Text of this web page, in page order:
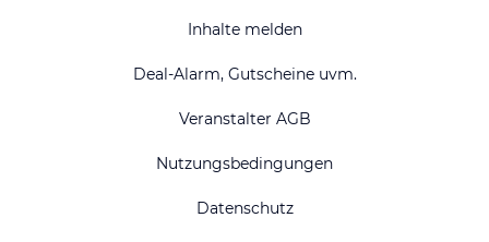
Inhalte melden
Deal-Alarm, Gutscheine uvm.
Veranstalter AGB
Nutzungsbedingungen
Datenschutz